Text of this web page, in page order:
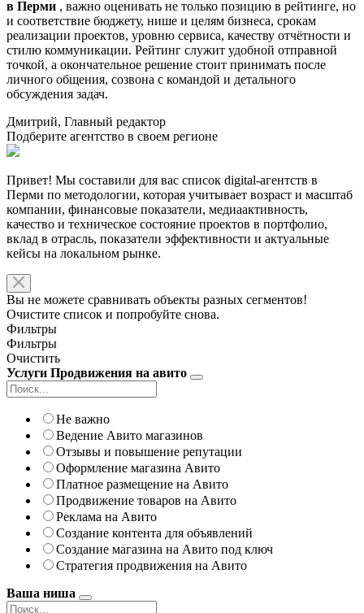
в Перми , важно оценивать не только позицию в рейтинге, но
и соответствие бюджету, нише и целям бизнеса, срокам
реализации проектов, уровню сервиса, качеству отчётности и
стилю коммуникации. Рейтинг служит удобной отправной
точкой, а окончательное решение стоит принимать после
личного общения, созвона с командой и детального
обсуждения задач.
Дмитрий, Главный редактор
Подберите агентство в своем регионе
Привет! Мы составили для вас список digital-агентств в
Перми по методологии, которая учитывает возраст и масштаб
компании, финансовые показатели, медиаактивность,
качество и техническое состояние проектов в портфолио,
вклад в отрасль, показатели эффективности и актуальные
кейсы на локальном рынке.
Вы не можете сравнивать объекты разных сегментов!
Очистите список и попробуйте снова.
Фильтры
Фильтры
Очистить
Услуги Продвижения на авито
Не важно
Ведение Авито магазинов
Отзывы и повышение репутации
Оформление магазина Авито
Платное размещение на Авито
Продвижение товаров на Авито
Реклама на Авито
Создание контента для объявлений
Создание магазина на Авито под ключ
Стратегия продвижения на Авито
Ваша ниша